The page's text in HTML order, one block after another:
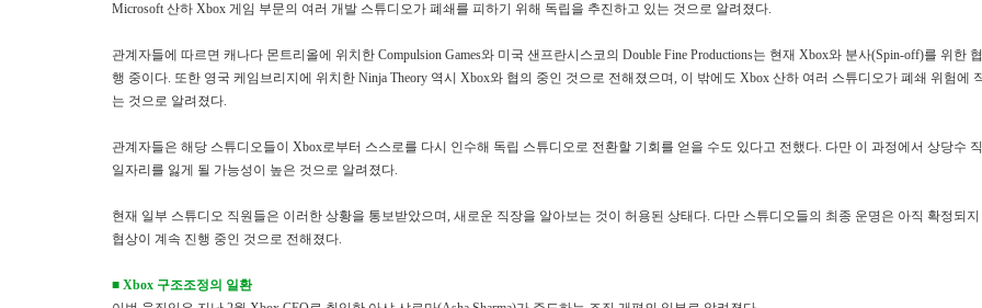
Microsoft 산하 Xbox 게임 부문의 여러 개발 스튜디오가 폐쇄를 피하기 위해 독립을 추진하고 있는 것으로 알려졌다.
관계자들에 따르면 캐나다 몬트리올에 위치한 Compulsion Games와 미국 샌프란시스코의 Double Fine Productions는 현재 Xbox와 분사(Spin-off)를 위한
행 중이다. 또한 영국 케임브리지에 위치한 Ninja Theory 역시 Xbox와 협의 중인 것으로 전해졌으며, 이 밖에도 Xbox 산하 여러 스튜디오가 폐쇄 위험에
는 것으로 알려졌다.
관계자들은 해당 스튜디오들이 Xbox로부터 스스로를 다시 인수해 독립 스튜디오로 전환할 기회를 얻을 수도 있다고 전했다. 다만 이 과정에서 상당수 직
일자리를 잃게 될 가능성이 높은 것으로 알려졌다.
현재 일부 스튜디오 직원들은 이러한 상황을 통보받았으며, 새로운 직장을 알아보는 것이 허용된 상태다. 다만 스튜디오들의 최종 운명은 아직 확정되지
협상이 계속 진행 중인 것으로 전해졌다.
■ Xbox 구조조정의 일환